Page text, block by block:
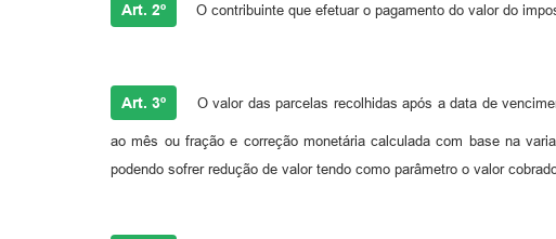
Art. 2º O contribuinte que efetuar o pagamento do valor do
Art. 3º O valor das parcelas recolhidas após a data de
ao mês ou fração e correção monetária calculada com base na
podendo sofrer redução de valor tendo como parâmetro o valor